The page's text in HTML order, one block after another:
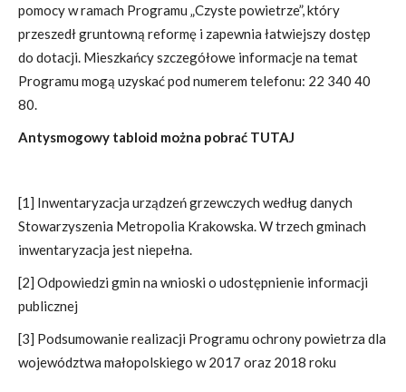
pomocy w ramach Programu „Czyste powietrze”, który
przeszedł gruntowną reformę i zapewnia łatwiejszy dostęp
do dotacji. Mieszkańcy szczegółowe informacje na temat
Programu mogą uzyskać pod numerem telefonu: 22 340 40
80.
Antysmogowy tabloid można pobrać TUTAJ
[1] Inwentaryzacja urządzeń grzewczych według danych
Stowarzyszenia Metropolia Krakowska. W trzech gminach
inwentaryzacja jest niepełna.
[2] Odpowiedzi gmin na wnioski o udostępnienie informacji
publicznej
[3] Podsumowanie realizacji Programu ochrony powietrza dla
województwa małopolskiego w 2017 oraz 2018 roku